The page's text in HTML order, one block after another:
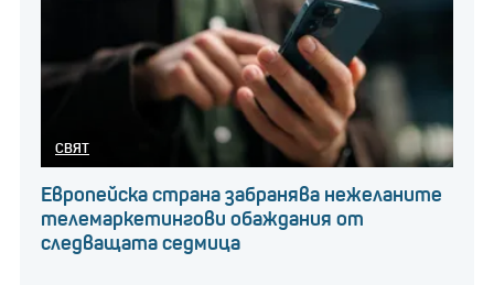
СВЯТ
Европейска страна забранява нежеланите
телемаркетингови обаждания от
следващата седмица